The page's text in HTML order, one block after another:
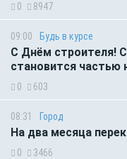
0 8947
09:00 Будь в курсе
С Днём строителя!
становится частью
0 603
08:31 Город
На два месяца
0 3466